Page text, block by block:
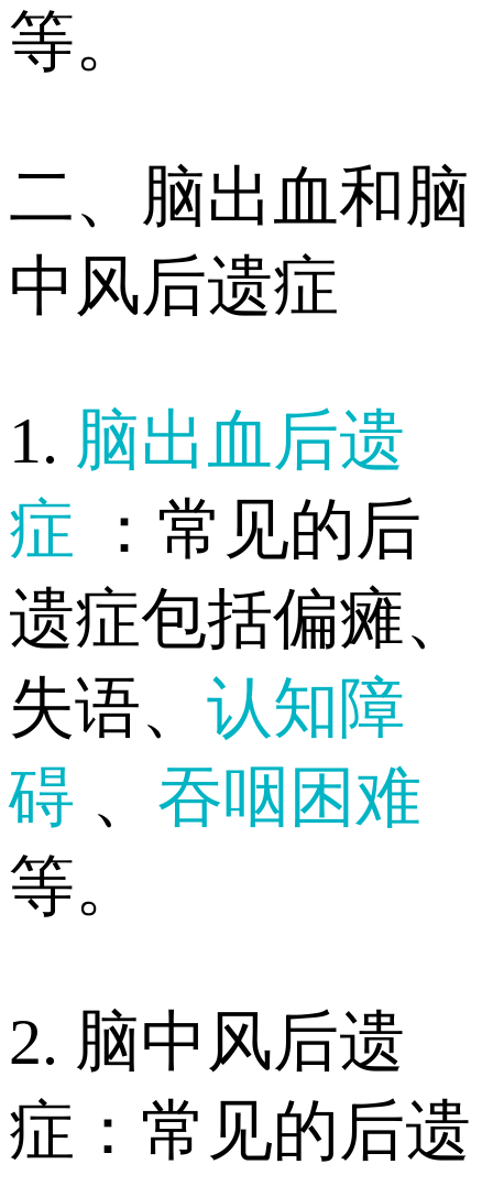
等。
二、脑出血和脑
中风后遗症
1. 脑出血后遗
症
：常见的后
遗症包括偏瘫、
失语、 认知障
碍 、 吞咽困难
等。
2. 脑中风后遗
症：常见的后遗